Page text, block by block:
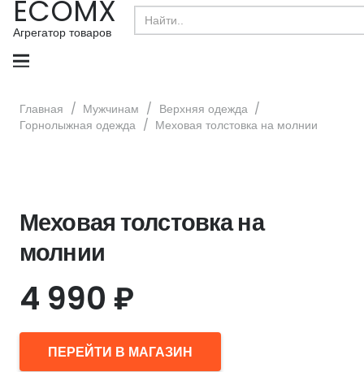
ECOMX
Агрегатор товаров
Search
for:
Главная / Мужчинам / Верхняя одежда /
Горнолыжная одежда / Меховая толстовка на молнии
Меховая толстовка на
молнии
4 990 ₽
ПЕРЕЙТИ В МАГАЗИН